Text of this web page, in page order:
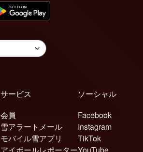
サービス
会員
雪アラートメール
モバイル雪アプリ
ソーシャル
Facebook
Instagram
TikTok